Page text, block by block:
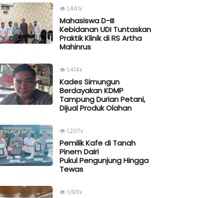
1,441x
Mahasiswa D-III
Kebidanan UDI Tuntaskan
Praktik Klinik di RS Artha
Mahinrus
1,414x
Kades Simungun
Berdayakan KDMP
Tampung Durian Petani,
Dijual Produk Olahan
1,207x
Pemilik Kafe di Tanah
Pinem Dairi
Pukul Pengunjung Hingga
Tewas
1,198x